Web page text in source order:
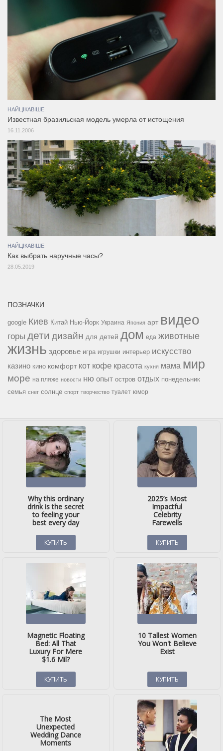
НАЙЦІКАВІШЕ
Известная бразильская модель умерла от истощения
16.11.2006
НАЙЦІКАВІШЕ
Как выбрать наручные часы?
28.05.2019
ПОЗНАЧКИ
google Киев Китай Нью-Йорк Украина Япония арт видео
горы дети дизайн для детей дом еда животные
жизнь здоровье игра игрушки интерьер искусство
казино кино комфорт кот кофе красота кухня мама мир
море на пляже новости ню опыт остров отдых понедельник
семья снег солнце спорт творчество туалет юмор